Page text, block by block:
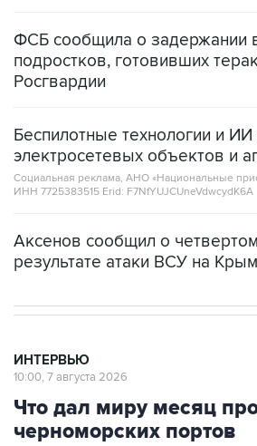
ФСБ сообщила о задержании
подростков, готовивших
Росгвардии
Беспилотные технологии и
электросетевых объектов и
Социальная реклама, АНО «Национальные
ИНН 7725383515 Erid: F7NfYUJCUneVdwcydK6A
Аксенов сообщил о
результате атаки ВСУ на Крым
ИНТЕРВЬЮ
10:00, 7 августа 2026
Что дал миру месяц
черноморских портов